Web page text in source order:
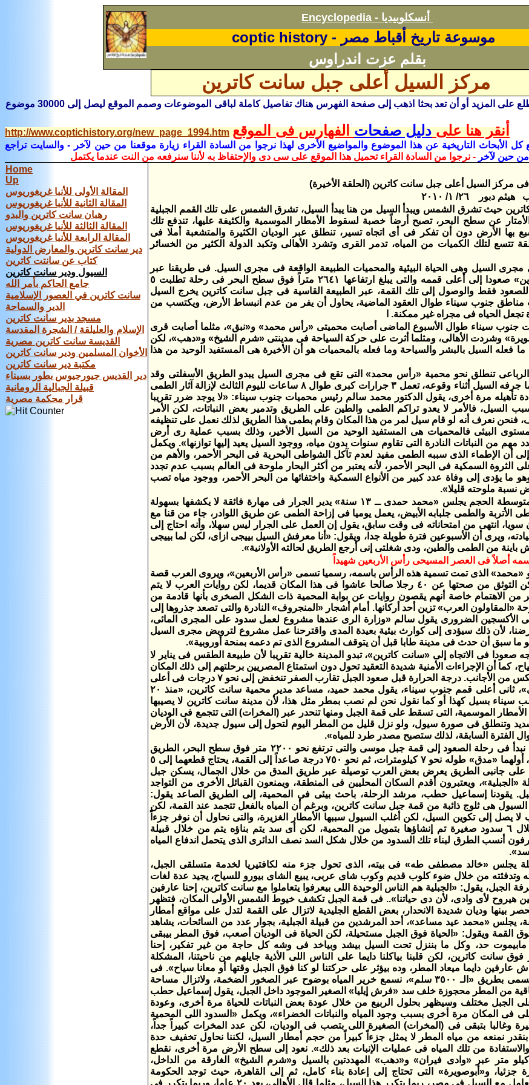
Encyclopedia - أنسكلوبيديا
موسوعة تاريخ أقباط مصر - coptic history
بقلم عزت اندراوس
مركز السيل أعلى جبل سانت كاترين
على المزيد أو أن تعد بحثا اذهب إلى صفحة الفهرس
هناك تفاصيل كاملة لباقى الموضوعات وصمم الموقع ليصل إلى 30000 موضوع
أنقر هنا علىدليل صفحاتالفهارس فى الموقع http://www.coptichistory.org/new_page_1994.htm
الأبحاث
التاريخية عن هذا الموضوع والمواضيع الأخرى لهذا نرجوا من السادة القراء زيارة موقعنا من حين لآخر
- والسايت تراجع
حين لآخر - نرجوا من السادة القراء تحميل هذا الموقع على سى دى والإحتفاظ به لأننا سنرفعه من النت عندما يكتمل
Home
Up
المقالة الأولى للأنبا غريغوريوس
المقالة الثانية للأنبا غريغوريوس
رهبان سانت كاترين والبدو
المقالة الثالثة للأنبا غريغوريوس
المقالة الرابعة للأنبا غريغوريوس
دير سانت كاترين والمعارض الدولية
كتاب عن سانتت كاترين
السيول ودير سانت كاترين
جامع الحاكم بأمر الله
سانت كاترين في العصور الإسلامية
الدير والسماحة
مسجد بدير سانت كاترين
الإسلام والعليلقة / الشجرة المقدسة
القديسة سانت كاترين مصرية
الأخوان المسلمين ودير سانت كاترين
مكتبة دير سانت كاترين
دير القديس جيورجيوس بطور بسيناء
قبيلة الجبالية الرومانية
قرار محكمة مصرية
مركز السيل أعلى جبل سانت كاترين (الحلقة الأخيرة)
دبور ٢٦/ ١/ ٢٠١٠
حيث تشرق الشمس ويبدأ السيل من هنا يبدأ السيل، تشرق الشمس على تلك القمم الجبلية
الأمتار عن سطح البحر، تصبح أرضاً خصبة لسقوط الأمطار الموسمية والكثيفة عليها، تندفع تلك
بها الأرض دون أن تفكر فى أى اتجاه تسير، تنطلق عبر الوديان الكثيرة والمتشعبة أملا فى
تتسع لتلك الكميات من المياه، تدمر القرى وتشرد الأهالى وتكبد الدولة الكثير من الخسائر
مجرى السيل وهى الحياة البيئية والمحميات الطبيعة الواقعة فى مجرى السيل. فى طريقنا عبر
جبل «سانت كاترين» صعودا إلى أعلى قممه والتى يبلغ ارتفاعها ٢٦٤١ متراً فوق سطح البحر فى رحلة تطلبت ٥
فقط والوصول إلى تلك القمة، عبر الطبيعة القاسية فى جبل سانت كاترين يخرج السيل
مناطق جنوب سيناء طوال العقود الماضية، يحاول أن يفر من عدم انبساط الأرض، ويكتسب من
الحياه فى مجراه غير ممكنة. ا
جنوب سيناء طوال الأسبوع الماضى أصابت محميتى «رأس محمد» و«نبق»، مثلما أصابت قرى
وشردت الأهالى، ومثلما أثرت على حركة السياحة فى مدينتى «شرم الشيخ» و«دهب»، لكن
ما فعله السيل بالبشر والسياحة وما فعله بالمحميات هو أن الأخيرة هى المستفيد الوحيد من هذا
تنطلق نحو محمية «رأس محمد» التى تقع فى مجرى السيل يبدو الطريق الأسفلتى وقد
طمسه الطمى وما جرفه السيل أثناء وقوعه، تعمل ٣ جرارات كبرى طوال ٨ ساعات لليوم الثالث لإزالة آثار الطمى
تأهيله مرة أخرى، يقول الدكتور محمد سالم رئيس محميات جنوب سيناء: «لا يوجد ضرر تقريبا
السيل، فالأمر لا يعدو تراكم الطمى والطين على الطريق وتدمير بعض النباتات، لكن الأمر
فنحن نعرف أنه لو قام سيل لمر من هذا المكان وقام بطمى هذا الطريق لذلك نعمل على تنظيفه
البيئى فالمحميات هى المستفيد الوحيد من السيل الأخير، وذلك بسبب عملية رى أرض
مهم من النباتات النادرة التى تقاوم سنوات بدون مياه، ووجود السيل يعيد إليها توازنها». ويكمل
أن الإطماء الذى سببه الطمى مفيد لعدم تآكل الشواطى البحرية فى البحر الأحمر، والأهم من
الثروة السمكية فى البحر الأحمر، لأنه يعتبر من أكثر البحار ملوحة فى العالم بسبب عدم تجدد
ما يؤدى إلى وفاة عدد كبير من الأنواع السمكية واختفائها من البحر الأحمر، ووجود مياه تصب
نسبة ملوحته قليلا».
على عربة جرار متوسطة الحجم يجلس «محمد حمدى ــ ١٣ سنة» يدير الجرار فى مهارة فائقة لا يكشفها بسهولة
الأتربة والطمى جلبابه الأبيض، يعمل يوميا فى إزاحة الطمى عن طريق اللوادر، جاء من قنا مع
سويا، انتهى من امتحاناته فى وقت سابق، يقول إن العمل على الجرار ليس سهلا، وأنه احتاج إلى
ويرى أن الأسبوعين فترة طويلة جدا، ويقول: «أنا معرفش السيل بييجى ازاى، لكن لما بييجى
باينة من الطمى والطين، ودى شغلتى إنى أرجع الطريق لحالته الأولانية».
أصلاً فى العصر المسيحى رأس الأربعين شهيداً
«محمد» الذى تمت تسمية هذه الرأس باسمه، رسميا تسمى «رأس الأربعين»، ويروى العرب قصة
عن المكان لا يمكن التوثق من صحتها عن ٤٠ رجلا صالحا عاشوا فى هذا المكان قديما، لكن روايات العرب لا يتم
من الاهتمام خاصة أنهم يقصون روايات عن بوابة المحمية ذات الشكل الصخرى بأنها قادمة من
«المقاولون العرب» تزين أحد أركانها. أمام أشجار «المنجروف» النادرة والتى تصعد جذروها إلى
الأكسجين الضرورى يقول سالم «وزارة الرى عندها مشروع لعمل سدود على المجرى المائى،
لأن ذلك سيؤدى إلى كوارث بيئية بعيدة المدى واقترحنا عمل مشروع لترويض مجرى السيل
ما سبق أن حدث فى مدينة طابا قبل أن يتوقف المشروع الذى تم دعمه بمنحة أوروبية».
صعودا فى الاتجاه إلى «سانت كاترين»، تبدو المدينة خالية تقريبا لأن طبيعة الطقس فى يناير لا
كما أن الإجراءات الأمنية شديدة التعقيد تحول دون استمتاع المصريين برحلتهم إلى ذلك المكان
السياحى على العكس من الأجانب. درجة الحرارة قبل صعود الجبل تقارب الصفر تنخفض إلى نحو ٧ درجات فى أعلى
قمة «جبل موسى»، ثانى أعلى قمم جنوب سيناء، يقول محمد حميد، مساعد مدير محمية سانت كاترين، «منذ ٢٠
سيناء بسيل كهذا أو كما نقول نحن لم نصب بمطر مثل هذا، لأن مدينة سانت كاترين لا يصيبها
الموسمية، التى تسقط على قمة الجبل ومنها تنحدر عبر (المخرات) التى تتجمع فى الوديان
وتنطلق فى صورة سيول، ولو نزل قليل من المطر اليوم لتحول إلى سيول جديدة، لأن الأرض
الفترة السابقة، لذلك ستصبح مصدر طرد للمياه».
عند انتصاف الليل نبدأ فى رحلة الصعود إلى قمة جبل موسى والتى ترتفع نحو ٢٢٠٠ متر فوق سطح البحر، الطريق
يتكون من جزءين، أولهما «مدق» طوله نحو ٧ كيلومترات، ثم نحو ٧٥٠ درجة صاعداً إلى القمة، يحتاج قطعهما إلى ٥
على جانبى الطريق يعرض بعض العرب توصيلة عبر طريق المدق من خلال الجمال، يسكن جبل
«الجبلية»، ويعتبرون أقدم السكان المحليين فى المنطقة، ويمنعون القبائل الأخرى من التواجد
يقودنا إسماعيل حطب، مرشد الرحلة، باحث بيئى فى المحمية، إلى الطريق الصاعد يقول:
هى ثلوج ذائبة من قمة جبل سانت كاترين، وبرغم أن المياه بالفعل تتجمد عند القمة، لكن
لا يصل إلى تكوين السيل، لكن أغلب السيول سببها الأمطار الغزيرة، والتى نحاول أن نوفر جزءاً
من مياهها من خلال ٦ سدود صغيرة تم إنشاؤها بتمويل من المحمية، لكن أى سد يتم بناؤه يتم من خلال قبيلة
أنسب الطرق لبناء تلك السدود من خلال شكل السد نصف الدائرى الذى يتحمل اندفاع المياه
يجلس «خالد مصطفى طه» فى بيته، الذى تحول جزء منه لكافتيريا لخدمة متسلقى الجبل،
وتدفئته من خلال ضوء كلوب قديم وكوب شاى عربى، يبيع الشاى بيورو للسياح، يجيد عدة لغات
الجبل، يقول: «الجبلية هم الناس الوحيدة اللى بيعرفوا يتعاملوا مع سانت كاترين، إحنا عارفين
هيروح لأى وادى، لأن دى حياتنا».. فى قمة الجبل تكشف خيوط الشمس الأولى المكان، فتظهر
بينها وديان شديدة الانحدار، بعض القطع الجليدية لاتزال على القمة لتدل على مواقع أمطار
يجلس «محمد عيد مساعد»، أحد المرشدين من قبيلة الجبلية، بجوار عدد من السائحات، يشاهد
ويقول: «الحياة فوق الجبل مستحيلة، لكن الحياة فى الوديان أصعب، فوق المطر بيبقى
حد، وكل ما بننزل تحت السيل بيشد وبياخد فى وشه كل حاجة من غير تفكير، إحنا
سانت كاترين، لكن قلبنا بياكلنا دايما على الناس اللى الأذية جايلهم من ناحيتنا، المشكلة
عارفين دايما ميعاد المطر، وده بيؤثر على حركتنا لو كنا فوق الجبل وقتها أو معانا سياح». فى
طريق الهبوط المسمى بطريق «الـ ٣٥٠٠ سلم»، نسمع خرير المياه بوضوح عبر الصخور الضخمة، ولاتزال مساحة
من المطر محجوزة خلف سد «فرش إيليا» الصغير الموجود داخل الجبل، يقول إسماعيل حطب
الجبل مختلف وسيظهر بحلول الربيع من خلال عودة بعض النباتات للحياة مرة أخرى، وعودة
فى المكان مرة أخرى بسبب وجود المياه والنباتات الخضراء»، ويكمل «السدود اللى المحمية
وغالبا بتبقى فى (المخرات) الصغيرة اللى بتصب فى الوديان، لكن عدد المخرات كبيراً جداً،
بنقدر نمنعه من مياه المطر لا يمثل جزءاً كبيراً من حجم أمطار السيل، لكننا نحاول تخفيف حدة
من تلك المياه فى عمليات الإنبات بعد ذلك». نعود إلى سطح الأرض مرة أخرى، نقطع
طريقا يبلغ ٦٠٠ كيلو متر عبر «وادى فيران» و«دهب» المهددتين بالسيل و«شرم الشيخ» الغارقة من الداخل،
جزئيا، و«أبوصويرة» التى تحتاج إلى إعادة بناء كامل، ثم إلى القاهرة، حيث توجد الحكومة
المسـؤولة عن التعامل مع السيل فى مصر، ربما يتكرر هذا السيل، مثلما قال الأهالى، بعد ٢٠ عاما، وربما يتكرر فى